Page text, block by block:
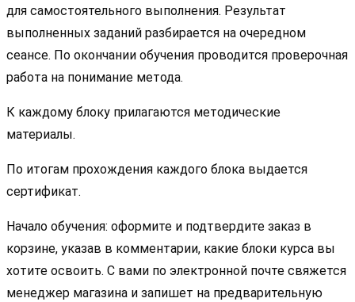
для самостоятельного выполнения. Результат
выполненных заданий разбирается на очередном
сеансе. По окончании обучения проводится проверочная
работа на понимание метода.
К каждому блоку прилагаются методические
материалы.
По итогам прохождения каждого блока выдается
сертификат.
Начало обучения: оформите и подтвердите заказ в
корзине, указав в комментарии, какие блоки курса вы
хотите освоить. С вами по электронной почте свяжется
менеджер магазина и запишет на предварительную